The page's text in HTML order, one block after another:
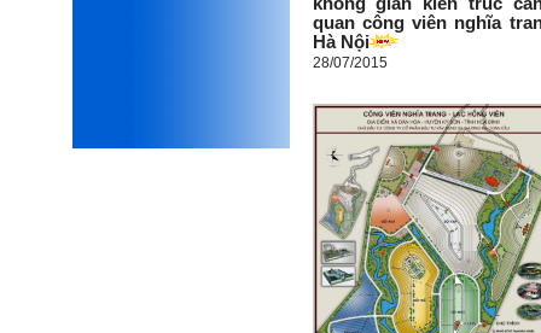
Một số việc phải làm ngay:
quan công viên nghĩa
Hà Nội
28/07/2015